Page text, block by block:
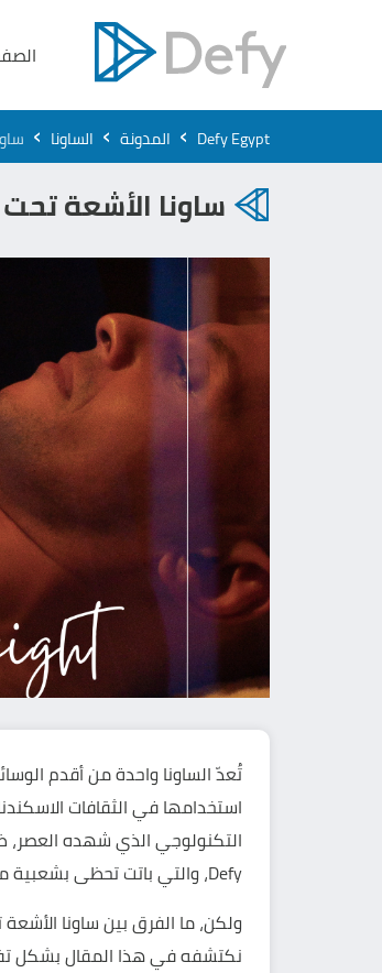
Defy Egypt
› المدونة › الساونا ›
ساونا الأشعة
تُعدّ الساونا واحدة من أقدم
استخدامها في الثقافات
التكنولوجي الذي شهده العصر،
Defy، والتي باتت تحظى بشعبية متزايدة في السنوات الأخيرة.
ولكن، ما الفرق بينساونا
نكتشفه في هذا المقال بشكل